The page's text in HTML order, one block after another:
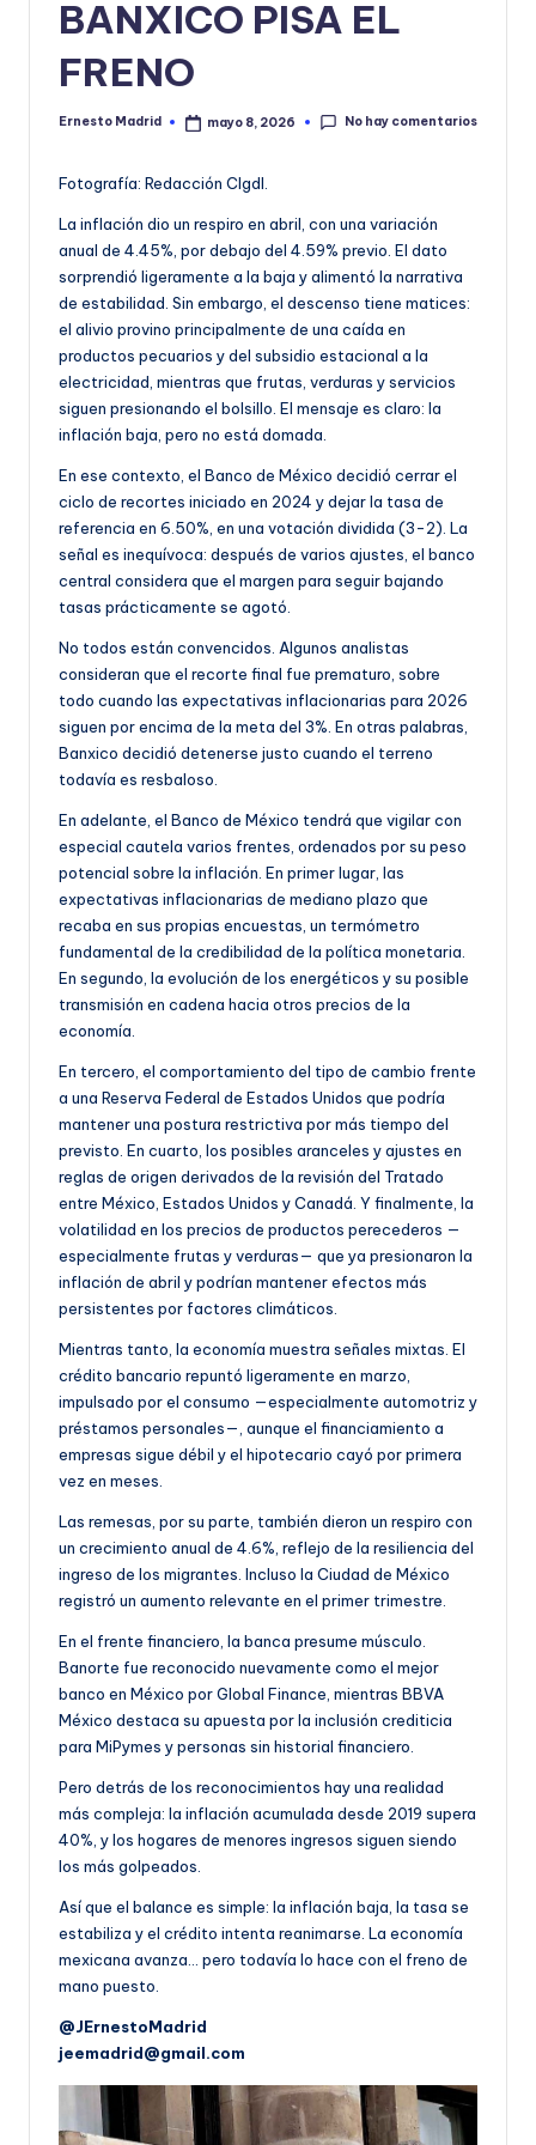
m
ti
BANXICO PISA EL
FRENO
Publicado
Ernesto Madrid mayo 8, 2026 No hay comentarios
Fotografía: Redacción CIgdl.
La inflación dio un respiro en abril, con una variación
anual de 4.45%, por debajo del 4.59% previo. El dato
sorprendió ligeramente a la baja y alimentó la narrativa
de estabilidad. Sin embargo, el descenso tiene matices:
el alivio provino principalmente de una caída en
productos pecuarios y del subsidio estacional a la
electricidad, mientras que frutas, verduras y servicios
siguen presionando el bolsillo. El mensaje es claro: la
inflación baja, pero no está domada.
En ese contexto, el Banco de México decidió cerrar el
ciclo de recortes iniciado en 2024 y dejar la tasa de
referencia en 6.50%, en una votación dividida (3-2). La
señal es inequívoca: después de varios ajustes, el banco
central considera que el margen para seguir bajando
tasas prácticamente se agotó.
No todos están convencidos. Algunos analistas
consideran que el recorte final fue prematuro, sobre
todo cuando las expectativas inflacionarias para 2026
siguen por encima de la meta del 3%. En otras palabras,
Banxico decidió detenerse justo cuando el terreno
todavía es resbaloso.
En adelante, el Banco de México tendrá que vigilar con
especial cautela varios frentes, ordenados por su peso
potencial sobre la inflación. En primer lugar, las
expectativas inflacionarias de mediano plazo que
recaba en sus propias encuestas, un termómetro
fundamental de la credibilidad de la política monetaria.
En segundo, la evolución de los energéticos y su posible
transmisión en cadena hacia otros precios de la
economía.
En tercero, el comportamiento del tipo de cambio frente
a una Reserva Federal de Estados Unidos que podría
mantener una postura restrictiva por más tiempo del
previsto. En cuarto, los posibles aranceles y ajustes en
reglas de origen derivados de la revisión del Tratado
entre México, Estados Unidos y Canadá. Y finalmente, la
volatilidad en los precios de productos perecederos —
especialmente frutas y verduras— que ya presionaron la
inflación de abril y podrían mantener efectos más
persistentes por factores climáticos.
Mientras tanto, la economía muestra señales mixtas. El
crédito bancario repuntó ligeramente en marzo,
impulsado por el consumo —especialmente automotriz y
préstamos personales—, aunque el financiamiento a
empresas sigue débil y el hipotecario cayó por primera
vez en meses.
Las remesas, por su parte, también dieron un respiro con
un crecimiento anual de 4.6%, reflejo de la resiliencia del
ingreso de los migrantes. Incluso la Ciudad de México
registró un aumento relevante en el primer trimestre.
En el frente financiero, la banca presume músculo.
Banorte fue reconocido nuevamente como el mejor
banco en México por Global Finance, mientras BBVA
México destaca su apuesta por la inclusión crediticia
para MiPymes y personas sin historial financiero.
Pero detrás de los reconocimientos hay una realidad
más compleja: la inflación acumulada desde 2019 supera
40%, y los hogares de menores ingresos siguen siendo
los más golpeados.
Así que el balance es simple: la inflación baja, la tasa se
estabiliza y el crédito intenta reanimarse. La economía
mexicana avanza… pero todavía lo hace con el freno de
mano puesto.
@JErnestoMadrid
jeemadrid@gmail.com